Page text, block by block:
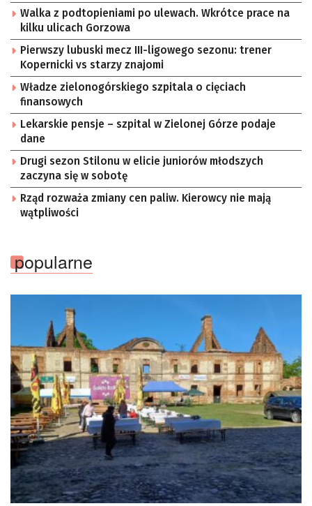
Walka z podtopieniami po ulewach. Wkrótce prace na
kilku ulicach Gorzowa
Pierwszy lubuski mecz III-ligowego sezonu: trener
Kopernicki vs starzy znajomi
Władze zielonogórskiego szpitala o cięciach
finansowych
Lekarskie pensje – szpital w Zielonej Górze podaje
dane
Drugi sezon Stilonu w elicie juniorów młodszych
zaczyna się w sobotę
Rząd rozważa zmiany cen paliw. Kierowcy nie mają
wątpliwości
popularne